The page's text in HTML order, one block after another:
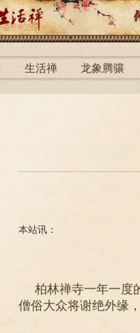
生活禅 龙象腾骧
本站讯：
柏林禅寺一年一度
僧俗大众将谢绝外缘